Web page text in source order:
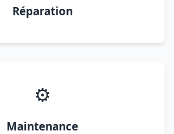
Réparation
⚙️
Maintenance